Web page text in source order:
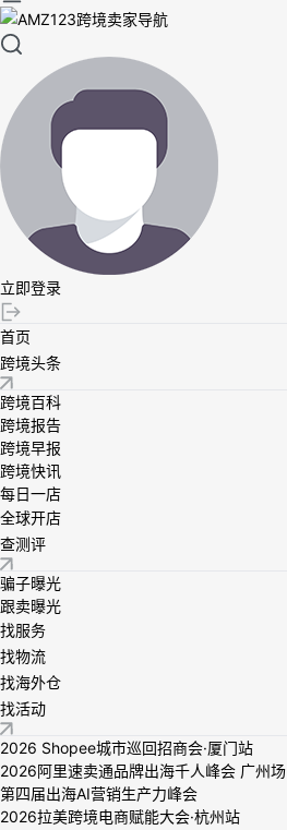
立即登录
首页
跨境头条
跨境百科
跨境报告
跨境早报
跨境快讯
每日一店
全球开店
查测评
骗子曝光
跟卖曝光
找服务
找物流
找海外仓
找活动
2026 Shopee城市巡回招商会·厦门站
2026阿里速卖通品牌出海千人峰会 广州场
第四届出海AI营销生产力峰会
2026拉美跨境电商赋能大会·杭州站